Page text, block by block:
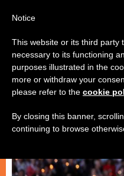
روحانيّة
Notice
This website or its third party
necessary to its functioning
purposes illustrated in the
more or withdraw your
please refer to the cookie
By closing this banner,
continuing to browse